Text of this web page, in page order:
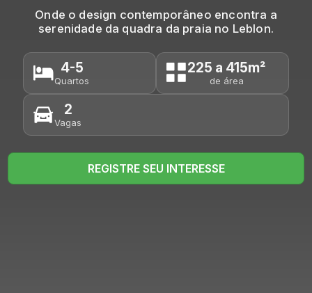
Onde o design contemporâneo encontra a
serenidade da quadra da praia no Leblon.
4-5
Quartos
225 a 415m²
de área
2
Vagas
REGISTRE SEU INTERESSE